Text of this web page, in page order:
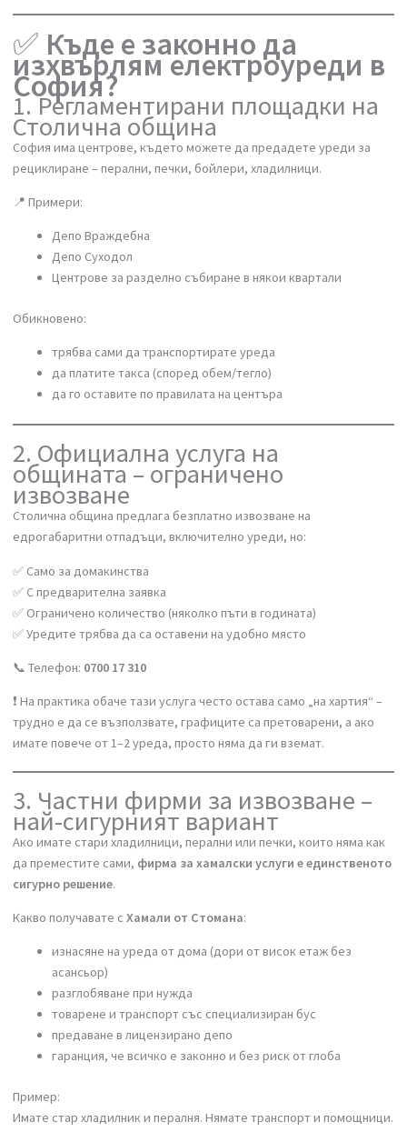
⚠️Глобите са реални и чести:
📌 Физически лица: от
📌 Фирми: от1400 до 5000 лв.
✅Къде е законно да
изхвърлям електроуреди в
София?
1. Регламентирани площадки на
Столична община
рециклиране – перални, печки, бойлери, хладилници.
📍 Примери:
Депо Враждебна
Центрове за разделно събиране в някои квартали
Обикновено:
трябва сами да транспортирате уреда
да платите такса (според обем/тегло)
да го оставите по правилата на центъра
2. Официална услуга на
общината – ограничено
извозване
Столична община предлага безплатно извозване на
едрогабаритни отпадъци, включително уреди, но:
✅ Само за домакинства
✅ С предварителна заявка
✅ Ограничено количество (няколко пъти в годината)
✅ Уредите трябва да са оставени на удобно място
📞 Телефон:0700 17 310
❗ На практика обаче тази услуга често остава само „на хартия“ –
трудно е да се възползвате, графиците са претоварени, а ако
имате повече от 1–2 уреда, просто няма да ги вземат.
3. Частни фирми за извозване –
най-сигурният вариант
Ако имате стари хладилници, перални или печки, които няма как
да преместите сами,
сигурно решение.
Какво получавате сХамали от Стомана
асансьор)
разглобяване при нужда